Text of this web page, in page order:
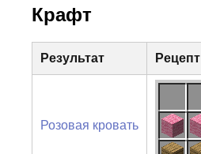
Крафт
Результат Рецепт
Розовая кровать